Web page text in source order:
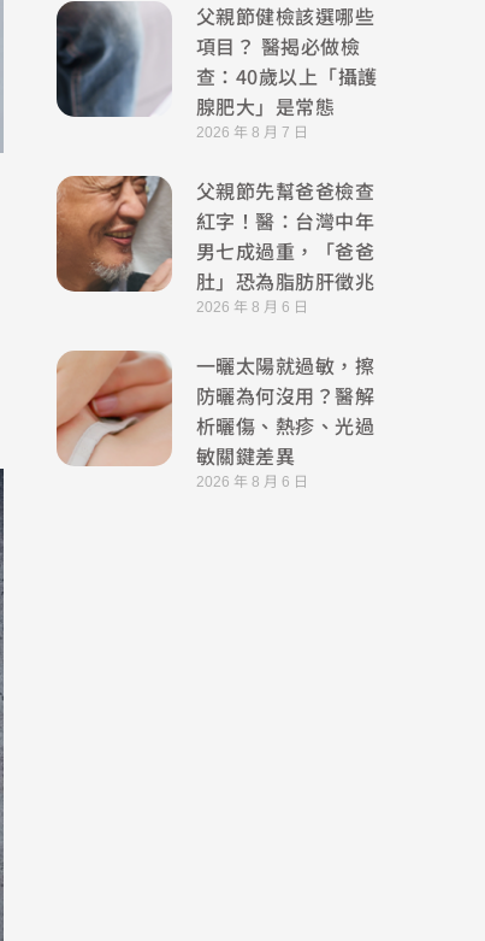
父親節健檢該選哪些
項目？ 醫揭必做檢
查：40歲以上「攝護
腺肥大」是常態
2026 年 8 月 7 日
父親節先幫爸爸檢查
紅字！醫：台灣中年
男七成過重，「爸爸
肚」恐為脂肪肝徵兆
2026 年 8 月 6 日
一曬太陽就過敏，擦
防曬為何沒用？醫解
析曬傷、熱疹、光過
敏關鍵差異
2026 年 8 月 6 日